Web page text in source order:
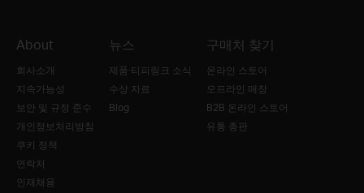
About
회사소개
지속가능성
보안 및 규정 준수
개인정보처리방침
쿠키 정책
연락처
인재채용
뉴스
제품·티피링크 소식
수상 자료
Blog
구매처 찾기
온라인 스토어
오프라인 매장
B2B 온라인 스토어
유통 총판